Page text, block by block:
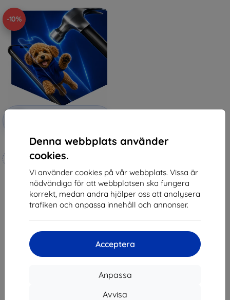
Denna webbplats använder
cookies.
Vi använder cookies på vår webbplats. Vissa är
nödvändiga för att webbplatsen ska fungera
korrekt, medan andra hjälper oss att analysera
trafiken och anpassa innehåll och annonser.
Acceptera
Anpassa
Avvisa
-10%
Rabatt
3mk Hammer protective film
Tillverkat efter mått
248 kr
223 kr
I lager 4 st